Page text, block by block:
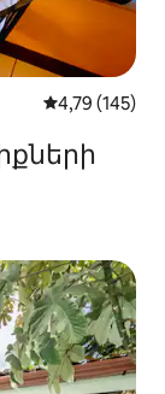
Միջին
4,79 (145)